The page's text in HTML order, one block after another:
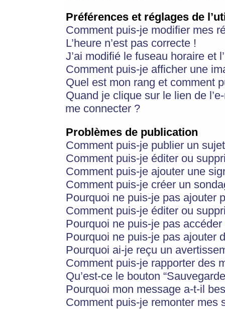
Préférences et réglages de
Comment puis-je modifier mes
L’heure n’est pas correcte !
J’ai modifié le fuseau horaire et
Comment puis-je afficher une
Quel est mon rang et comment
Quand je clique sur le lien de
me connecter ?
Problèmes de publication
Comment puis-je publier un
Comment puis-je éditer ou
Comment puis-je ajouter une
Comment puis-je créer un
Pourquoi ne puis-je pas ajouter
Comment puis-je éditer ou
Pourquoi ne puis-je pas
Pourquoi ne puis-je pas ajouter
Pourquoi ai-je reçu un
Comment puis-je rapporter des
Qu’est-ce le bouton
Pourquoi mon message a-t-il
Comment puis-je remonter mes